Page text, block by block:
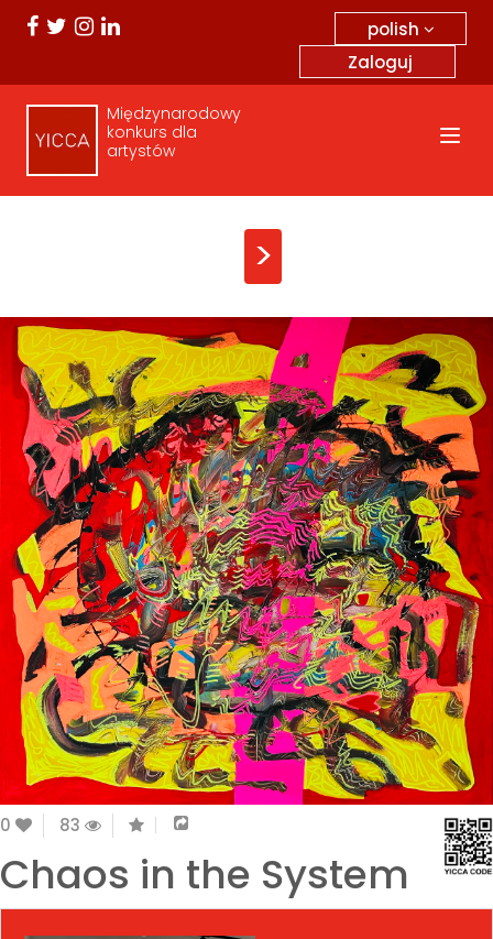
polish
Zaloguj
Międzynarodowy
konkurs dla
artystów
>
0 83
Chaos in the System